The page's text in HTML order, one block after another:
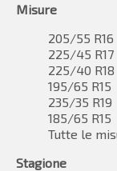
Misure
205/55 R16
225/45 R17
225/40 R18
195/65 R15
235/35 R19
185/65 R15
Tutte le
Stagione